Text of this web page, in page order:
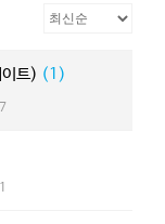
트) (1)